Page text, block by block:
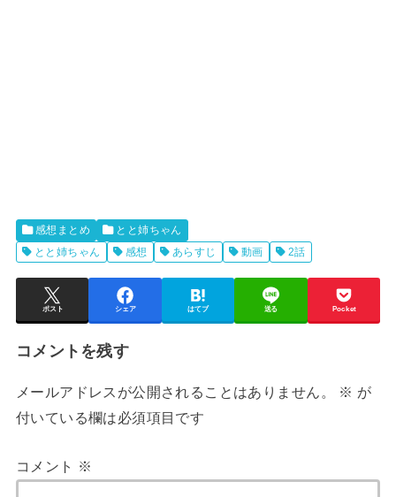
感想まとめ
とと姉ちゃん
とと姉ちゃん
感想 あらすじ 動画 2話
ポスト シェア はてブ 送る Pocket
コメントを残す
メールアドレスが公開されることはありません。 ※ が
付いている欄は必須項目です
コメント ※